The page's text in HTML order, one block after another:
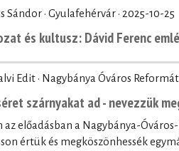
Sándor · Gyulafehérvár · 2025-10-25
és kultusz: Dávid Ferenc
Edit · Nagybánya Óváros
szárnyakat ad - nevezzük
az előadásban a Nagybánya-
értük és megköszönhessék